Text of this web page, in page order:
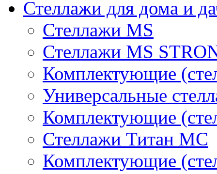
Стеллажи для дома и
Стеллажи MS
Стеллажи MS
Комплектующие
Универсальные
Комплектующие
Стеллажи Титан МС
Комплектующие